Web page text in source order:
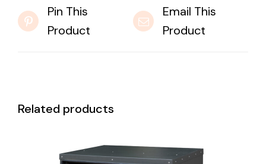
Pin This
Product
Email This
Product
Related products